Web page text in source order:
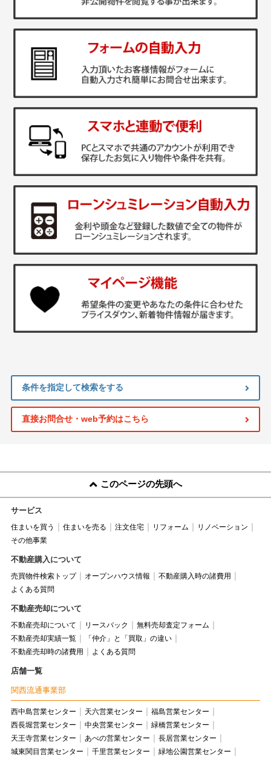
条件を指定して検索をする
直接お問合せ・web予約はこちら
このページの先頭へ
サービス
住まいを買う 住まいを売る 注文住宅 リフォーム
リノベーション
その他事業
不動産購入について
売買物件検索トップ オープンハウス情報
不動産購入時の諸費用
よくある質問
不動産売却について
不動産売却について リースバック
無料売却査定フォーム
不動産売却実績一覧
「仲介」と「買取」の違い
不動産売却時の諸費用
よくある質問
店舗一覧
関西流通事業部
西中島営業センター 天六営業センター
福島営業センター
西長堀営業センター
中央営業センター
緑橋営業センター
天王寺営業センター
あべの営業センター
長居営業センター
城東関目営業センター
千里営業センター
緑地公園営業センター